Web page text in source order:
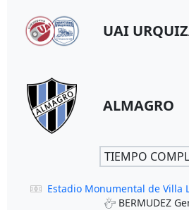
UAI
ALMAGRO
TIEMPO
Estadio Monumental de Villa
BERMUDEZ